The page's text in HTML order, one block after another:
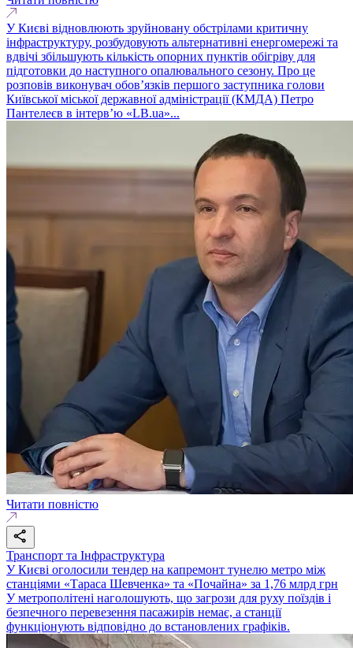
У Києві відновлюють зруйновану обстрілами критичну
інфраструктуру, розбудовують альтернативні енергомережі та
вдвічі збільшують кількість опорних пунктів обігріву для
підготовки до наступного опалювального сезону. Про це
розповів виконувач обовʼязків першого заступника голови
Київської міської державної адміністрації (КМДА) Петро
Пантелеєв в інтервʼю «LB.ua»...
Читати повністю
Транспорт та Інфраструктура
У Києві оголосили тендер на капремонт тунелю метро між
станціями «Тараса Шевченка» та «Почайна» за 1,76 млрд грн
У метрополітені наголошують, що загрози для руху поїздів і
безпечного перевезення пасажирів немає, а станції
функціонують відповідно до встановлених графіків.